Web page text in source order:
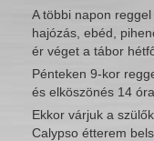
A többi napon
hajózás, ebéd,
ér véget a tábor
Pénteken 9-kor
és elköszönés 14
Ekkor várjuk a
Calypso étterem